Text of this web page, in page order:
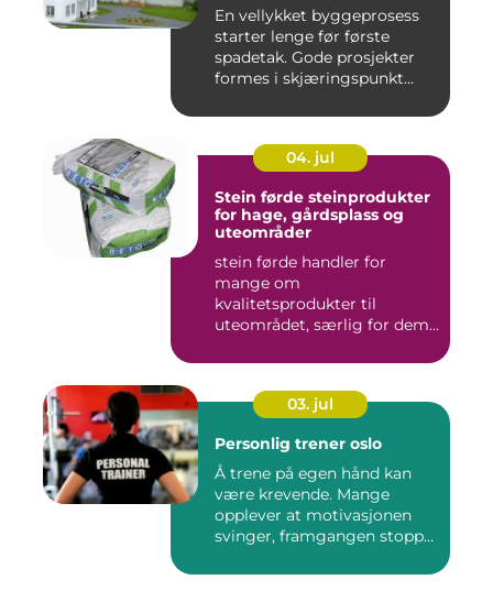
En vellykket byggeprosess
starter lenge før første
spadetak. Gode prosjekter
formes i skjæringspunkt...
04. jul
Stein førde steinprodukter
for hage, gårdsplass og
uteområder
stein førde handler for
mange om
kvalitetsprodukter til
uteområdet, særlig for dem
03. jul
Personlig trener oslo
Å trene på egen hånd kan
være krevende. Mange
opplever at motivasjonen
svinger, framgangen stopper